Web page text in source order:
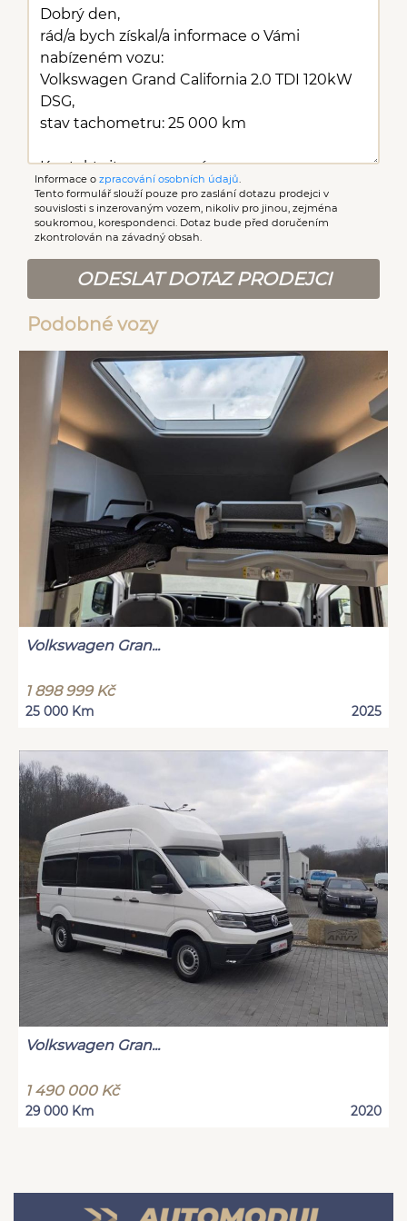
Informace o zpracování osobních údajů
Tento formulář slouží pouze pro zaslání dotazu prodejci v
souvislosti s inzerovaným vozem, nikoliv pro jinou, zejména
soukromou, korespondenci. Dotaz bude před doručením
zkontrolován na závadný obsah.
ODESLAT DOTAZ PRODEJCI
Podobné vozy
Volkswagen Gran...
1 898 999 Kč
25 000 Km 2025
Volkswagen Gran...
1 490 000 Kč
29 000 Km 2020